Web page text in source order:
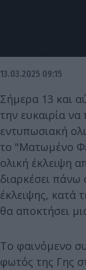
13.03.2025 09:15
Σήμερα 13 και
την ευκαιρία
εντυπωσιακή
το "Ματωμένο
ολική έκλειψη
διαρκέσει
έκλειψης, κατά
θα αποκτήσει
Το φαινόμενο
φωτός της Γης